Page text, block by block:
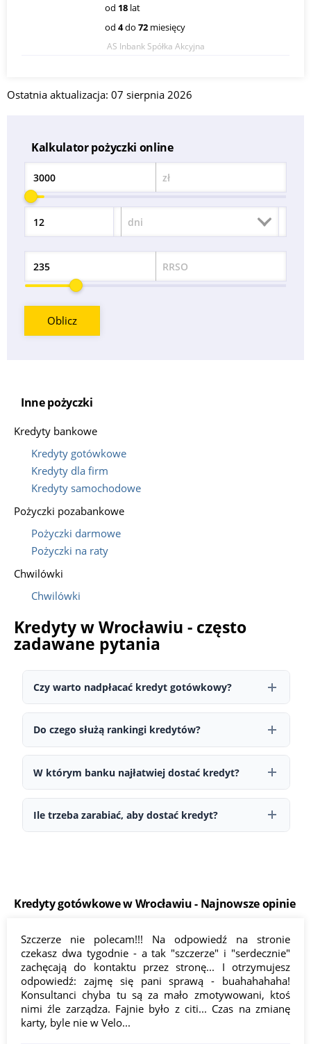
od 18 lat
od 4do 72 miesięcy
AS Inbank Spółka Akcyjna
Ostatnia aktualizacja: 07 sierpnia 2026
Kalkulator pożyczki online
Kwota zł
Okres dni
Odsetek RRSO
Oblicz
Inne pożyczki
Kredyty bankowe
Kredyty gotówkowe
Kredyty dla firm
Kredyty samochodowe
Pożyczki pozabankowe
Pożyczki darmowe
Pożyczki na raty
Chwilówki
Chwilówki
Kredyty w Wrocławiu - często
zadawane pytania
Czy warto nadpłacać kredyt gotówkowy?
Tak — wcześniejsza spłata lub nadpłata kredytu pozwala
zmniejszyć całkowity koszt zobowiązania. W wielu przypadkach
bank ma obowiązek zwrócić część prowizji i kosztów
dodatkowych.
Do czego służą rankingi kredytów?
Rankingi kredytów umożliwiają szybkie porównanie ofert
różnych banków w jednym miejscu. Dzięki nim można sprawdzić
oprocentowanie, RRSO i dodatkowe koszty, a następnie wybrać
najkorzystniejszą ofertę.
W którym banku najłatwiej dostać kredyt?
Najłatwiej uzyskać kredyt w banku, w którym masz już konto —
instytucja zna Twoją historię finansową, co może przyspieszyć
decyzję i uprościć procedurę.
Ile trzeba zarabiać, aby dostać kredyt?
Kredyty gotówkowe w Wrocławiu - Najnowsze opinie
Szczerze nie polecam!!! Na odpowiedź na stronie
czekasz dwa tygodnie - a tak "szczerze" i "serdecznie"
zachęcają do kontaktu przez stronę... I otrzymujesz
odpowiedź: zajmę się pani sprawą - buahahahaha!
Konsultanci chyba tu są za mało zmotywowani, ktoś
nimi źle zarządza. Fajnie było z citi... Czas na zmianę
karty, byle nie w Velo...